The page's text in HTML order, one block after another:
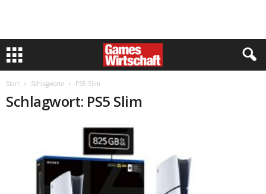
Start Schlagworte PS5 Slim
Schlagwort: PS5 Slim